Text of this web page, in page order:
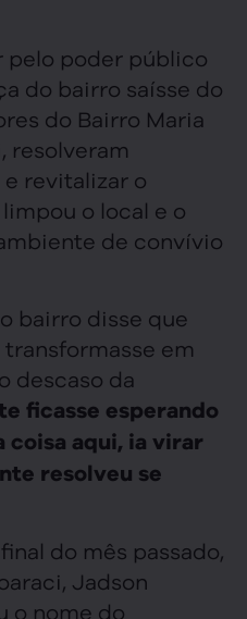
pelo poder público
do bairro saísse do
do Bairro Maria
resolveram
revitalizar o
o local e o
de convívio
bairro disse que
em
descaso da
ficasse esperando
coisa aqui, ia virar
resolveu se
do mês passado,
Jadson
o nome do